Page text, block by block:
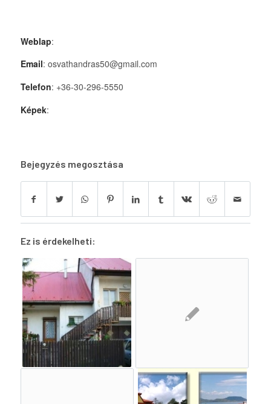
Weblap:
Email: osvathandras50@gmail.com
Telefon: +36-30-296-5550
Képek:
Bejegyzés megosztása
Ez is érdekelheti: